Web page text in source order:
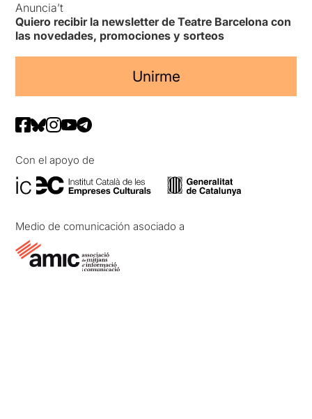
Anuncia’t
Quiero recibir la newsletter de Teatre Barcelona con
las novedades, promociones y sorteos
Unirme
Con el apoyo de
Medio de comunicación asociado a